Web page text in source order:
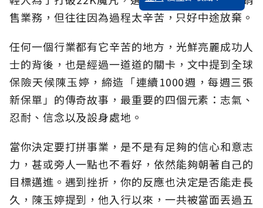
售業務，但往往因為過程太辛苦，只好中途放棄。
任何一個行業都有它辛苦的地方，光鮮亮麗成功人
士的背後，也是經過一道道的關卡，文中提到全球
保險天候陳玉婷，締造「連續1000週，每週三張
新保單」的傳奇故事，最重要的四個元素：志氣、
忍耐、信念以及設身處地。
當你決定要打拼事業，是不是有足夠的信心和意志
力，甚或旁人一點也不看好，依然能夠朝著自己的
目標邁進。遇到挫折，你的反應也決定是否能走長
久，陳玉婷提到，他入行以來，一共被當面丟過五